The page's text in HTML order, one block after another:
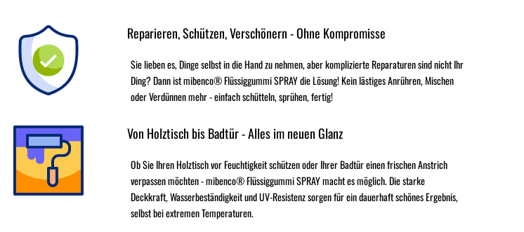
Reparieren, Schützen, Verschönern - Ohne Kompromisse
Sie lieben es, Dinge selbst in die Hand zu nehmen, aber komplizierte Reparaturen sind nicht Ihr
Ding? Dann ist mibenco® Flüssiggummi SPRAY die Lösung! Kein lästiges Anrühren, Mischen
oder Verdünnen mehr - einfach schütteln, sprühen, fertig!
Von Holztisch bis Badtür - Alles im neuen Glanz
Ob Sie Ihren Holztisch vor Feuchtigkeit schützen oder Ihrer Badtür einen frischen Anstrich
verpassen möchten - mibenco® Flüssiggummi SPRAY macht es möglich. Die starke
Deckkraft, Wasserbeständigkeit und UV-Resistenz sorgen für ein dauerhaft schönes Ergebnis,
selbst bei extremen Temperaturen.